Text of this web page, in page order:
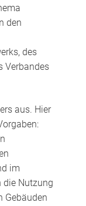
den
des
Verbandes
aus. Hier
im
die Nutzung
Gebäuden